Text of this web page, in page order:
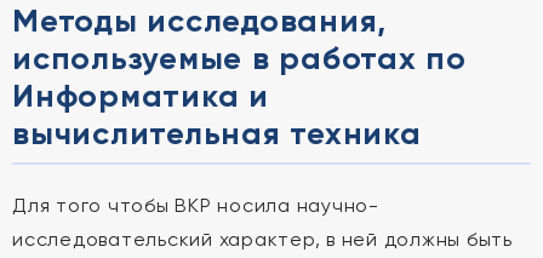
Методы исследования,
используемые в работах по
Информатика и
вычислительная техника
Для того чтобы ВКР носила научно-
исследовательский характер, в ней должны быть